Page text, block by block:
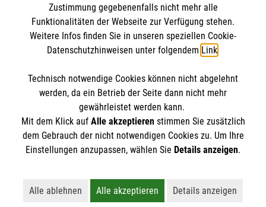
August Schleicher Str. 2
99089 Erfurt
E-Mailmalteser.erfurt@malteser.org
Der Malteser Hilfsdienst e.V. ist als eingetragene
Gewerbesteuer befreit.
Zustimmung gegebenenfalls nicht mehr alle
Funktionalitäten der Webseite zur Verfügung stehen.
Weitere Infos finden Sie in unseren speziellen Cookie-
Datenschutzhinweisen unter folgendem Link.
Technisch notwendige Cookies können nicht abgelehnt
werden, da ein Betrieb der Seite dann nicht mehr
gewährleistet werden kann.
Mit dem Klick auf Alle akzeptierenstimmen Sie zusätzlich
dem Gebrauch der nicht notwendigen Cookies zu. Um Ihre
Einstellungen anzupassen, wählen Sie Details anzeigen.
Alle ablehnen
Lehnt alle nicht-essentiellen Cookies ab
Alle akzeptieren
Akzeptiert alle Cookies
Details anzeigen